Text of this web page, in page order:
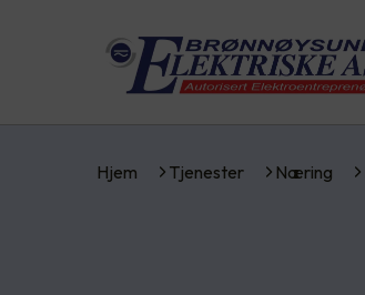
Hjem Tjenester Næring